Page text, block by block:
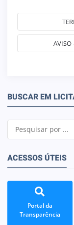
AVISO
BUSCAR EM
ACESSOS ÚTEIS
Portal da
Transparência